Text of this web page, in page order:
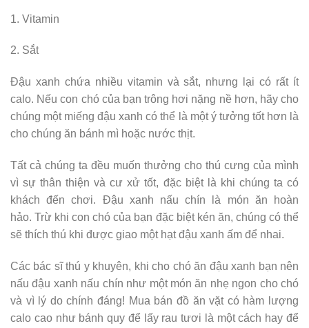
1. Vitamin
2. Sắt
Đậu xanh chứa nhiều vitamin và sắt, nhưng lại có rất ít
calo. Nếu con chó của bạn trông hơi nặng nề hơn, hãy cho
chúng một miếng đậu xanh có thể là một ý tưởng tốt hơn là
cho chúng ăn bánh mì hoặc nước thịt.
Tất cả chúng ta đều muốn thưởng cho thú cưng của mình
vì sự thân thiện và cư xử tốt, đặc biệt là khi chúng ta có
khách đến chơi. Đậu xanh nấu chín là món ăn hoàn
hảo. Trừ khi con chó của bạn đặc biệt kén ăn, chúng có thể
sẽ thích thú khi được giao một hạt đậu xanh ấm để nhai.
Các bác sĩ thú y khuyên, khi cho chó ăn đậu xanh bạn nên
nấu đậu xanh nấu chín như một món ăn nhẹ ngon cho chó
và vì lý do chính đáng! Mua bán đồ ăn vặt có hàm lượng
calo cao như bánh quy để lấy rau tươi là một cách hay để